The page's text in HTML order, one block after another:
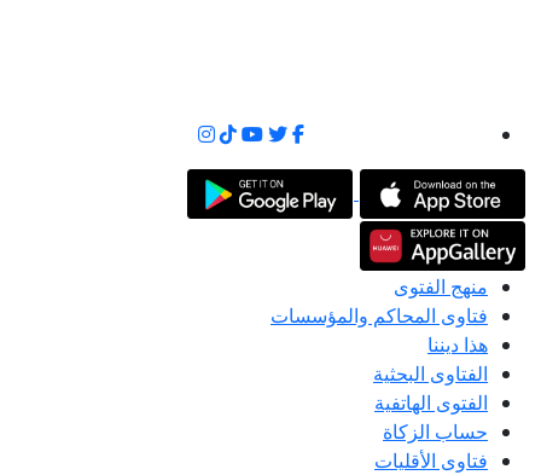
منهج الفتوى
فتاوى المحاكم والمؤسسات
هذا ديننا
الفتاوى البحثية
الفتوى الهاتفية
حساب الزكاة
فتاوى الأقليات